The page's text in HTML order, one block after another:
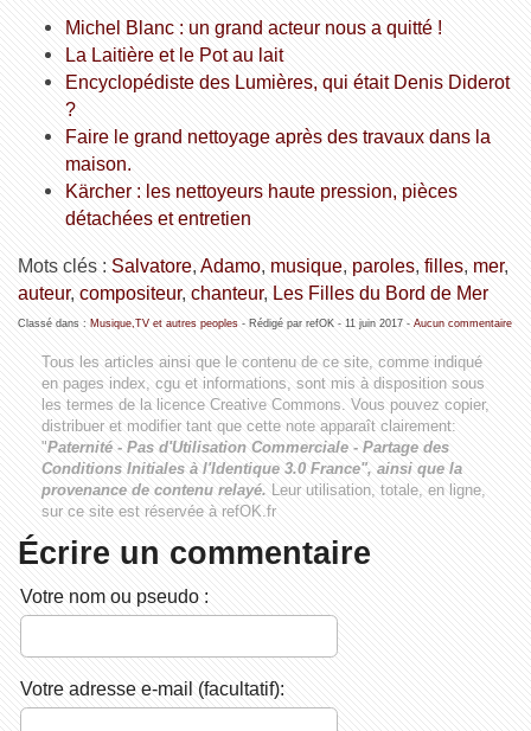
Michel Blanc : un grand acteur nous a quitté !
La Laitière et le Pot au lait
Encyclopédiste des Lumières, qui était Denis Diderot
?
Faire le grand nettoyage après des travaux dans la
maison.
Kärcher : les nettoyeurs haute pression, pièces
détachées et entretien
Mots clés : Salvatore, Adamo, musique, paroles, filles, mer,
auteur, compositeur, chanteur, Les Filles du Bord de Mer
Classé dans : Musique,TV et autres peoples- Rédigé par refOK - 11 juin 2017- Aucun commentaire
Tous les articles ainsi que le contenu de ce site, comme indiqué
en pages index, cgu et informations, sont mis à disposition sous
les termes de la licence Creative Commons . Vous pouvez copier,
distribuer et modifier tant que cette note apparaît clairement:
"Paternité - Pas d'Utilisation Commerciale - Partage des
Conditions Initiales à l'Identique 3.0 France", ainsi que la
provenance de contenu relayé. Leur utilisation, totale, en ligne,
sur ce site est réservée à refOK.fr
Écrire un commentaire
Votre nom ou pseudo :
Votre adresse e-mail (facultatif):